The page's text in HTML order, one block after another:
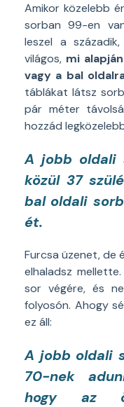
Amikor közelebb
sorban 99-en
leszel a
világos, mi
vagy a bal
táblákat látsz
pár méter
hozzád
A jobb oldali
közül 37
bal oldali
ét.
Furcsa üzenet, de
elhaladsz
sor végére, és
folyosón. Ahogy
ez áll:
A jobb oldali
70-nek
hogy az